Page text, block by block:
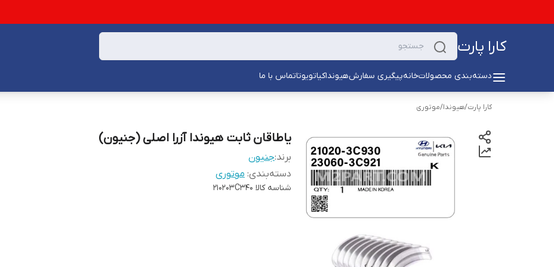
کارا پارت
دسته‌بندی محصولاتخانهپیگیری سفارشهیونداکیاتویوتاتماس با ما
کارا پارت/هیوندا/موتوری
یاطاقان ثابت هیوندا آزرا اصلی (جنیون)
برند:جنیون
دسته‌بندی: موتوری
شناسه کالا 210203C340